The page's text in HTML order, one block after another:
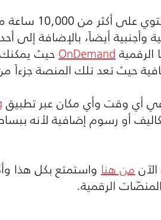
استمتع
أيضاً، بالإضافة إلى
OnDemandحيث
حيث تعد تلك المنصة جزءاً
أي وقت وأي مكان عبر تطبيق
أو رسوم إضافية لأنه
من هناواستمتع بكل هذا
الرقمية.